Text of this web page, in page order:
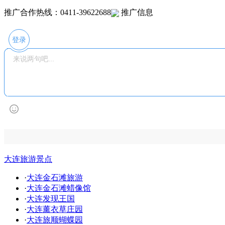
推广合作热线：0411-39622688 推广信息
登录
大连旅游景点
·大连金石滩旅游
·大连金石滩蜡像馆
·大连发现王国
·大连薰衣草庄园
·大连旅顺蝴蝶园